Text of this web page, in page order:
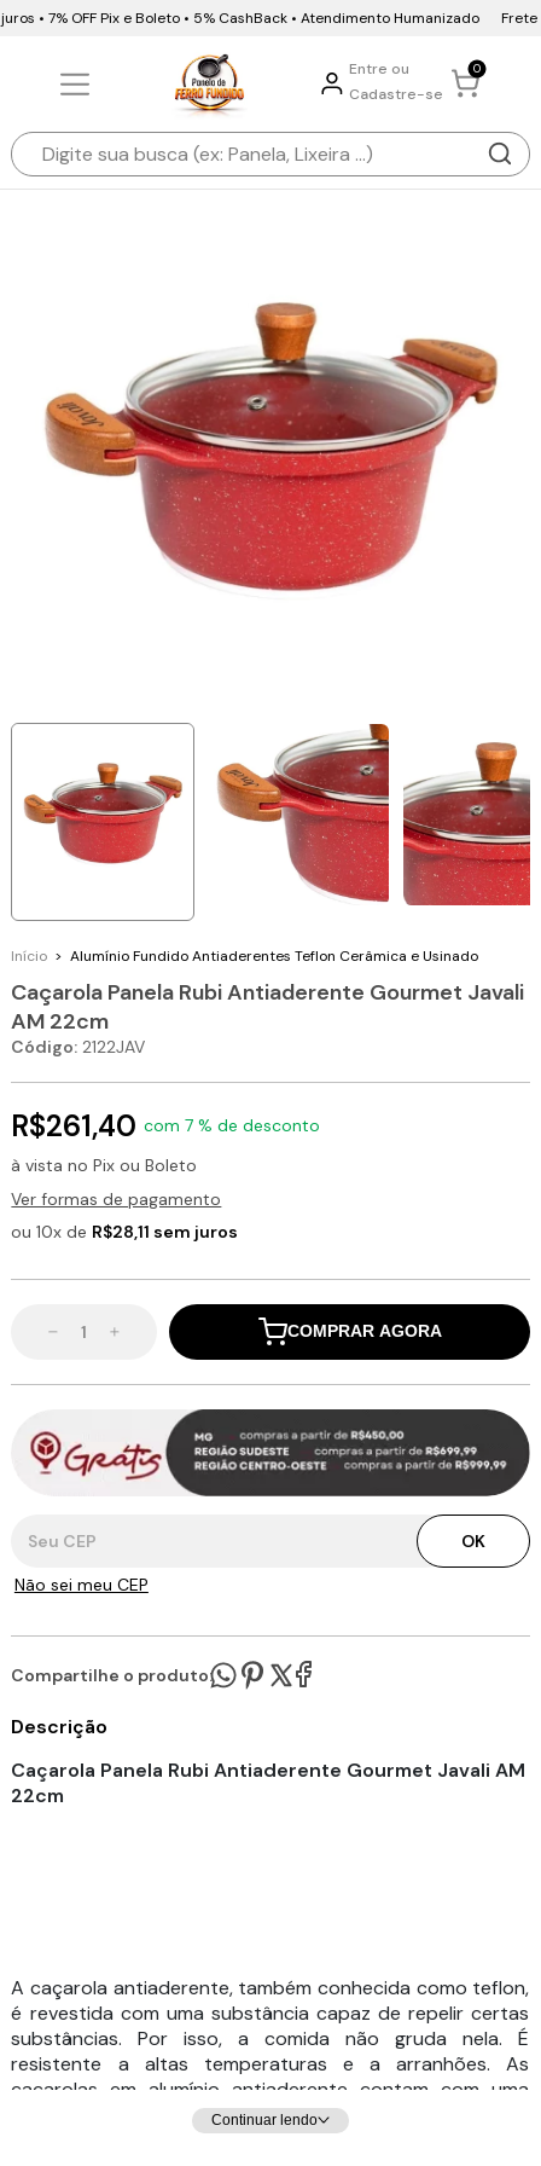
• 7% OFF Pix e Boleto • 5% CashBack • Atendimento Humanizado Frete
Entre ou
Cadastre-se
0
Início > Alumínio Fundido Antiaderentes Teflon Cerâmica e Usinado
Caçarola Panela Rubi Antiaderente Gourmet Javali
AM 22cm
Código: 2122JAV
R$261,40 com 7 % de desconto
à vista no Pix ou Boleto
Ver formas de pagamento
ou 10x de R$28,11 sem juros
COMPRAR AGORA
OK
Não sei meu CEP
Compartilhe o produto:
Descrição
Caçarola Panela Rubi Antiaderente Gourmet Javali AM
22cm
A caçarola antiaderente, também conhecida como teflon,
é revestida com uma substância capaz de repelir certas
substâncias. Por isso, a comida não gruda nela. É
resistente a altas temperaturas e a arranhões. As
caçarolas em alumínio antiaderente contam com uma
camada que cobre o seu material e evita que o alimento
grude em seu interior. Dessa forma, contribuem para uma
Continuar lendo